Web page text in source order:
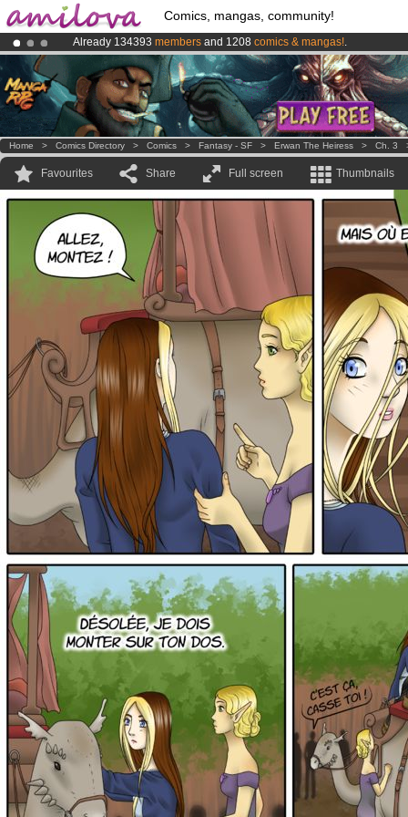
Comics, mangas, community!
Already 134393 members and 1208 comics & mangas!.
Premium membership from3.95 eurosper month !Get membership
AmilovaKickstarter is now LIVE!.
Home > Comics Directory > Comics > Fantasy - SF > Erwan The Heiress > Ch. 3
Favourites Share Full screen Thumbnails